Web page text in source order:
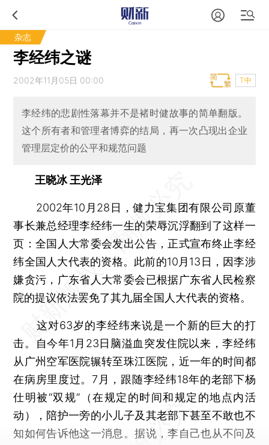
杂志
李经纬之谜
2002年11月05日 00:00 T中
李经纬的悲剧性落幕并不是褚时健故事的简单翻版。
这个所有者和管理者博弈的结局，再一次凸现出企业
管理层定价的公平和规范问题
王晓冰 王光泽
2002年10月28日，健力宝集团有限公司原董
事长兼总经理李经纬一生的荣辱沉浮翻到了这样一
页：全国人大常委会发出公告，正式宣布终止李经
纬全国人大代表的资格。此前的10月13日，因李涉
嫌贪污，广东省人大常委会已根据广东省人民检察
院的提议依法罢免了其九届全国人大代表的资格。
这对63岁的李经纬来说是一个新的巨大的打
击。自今年1月23日脑溢血突发住院以来，李经纬
从广州空军医院辗转至珠江医院，近一年的时间都
在病房里度过。7月，跟随李经纬18年的老部下杨
仕明被“双规”（在规定的时间和规定的地点内活
动），陪护一旁的小儿子及其老部下甚至不敢也不
知如何告诉他这一消息。据说，李自己也从不问及